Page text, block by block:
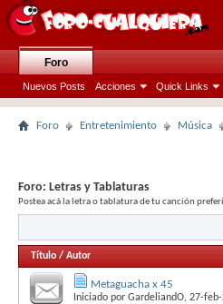
Foro
Nuevos Posts Acciones Quick Links
Foro Entretenimiento Música
Foro: Letras y Tablaturas
Postea acá la letra o tablatura de tu canción
Título / Autor
Metaguacha x 45
Iniciado por GardeliandO, 27-